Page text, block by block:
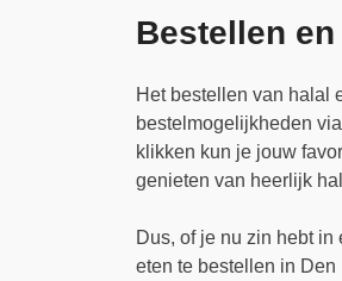
Bestellen
Het bestellen van halal
bestelmogelijkheden
klikken kun je jouw
genieten van heerlijk
Dus, of je nu zin hebt
eten te bestellen in